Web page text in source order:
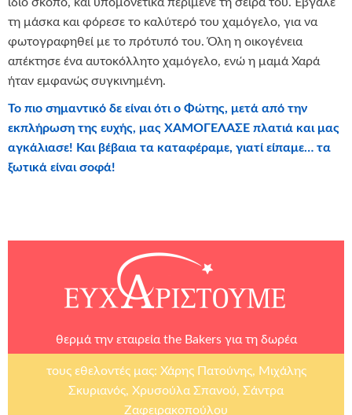
ίδιο σκοπό, και υπομονετικά περίμενε τη σειρά του. Έβγαλε
τη μάσκα και φόρεσε το καλύτερό του χαμόγελο, για να
φωτογραφηθεί με το πρότυπό του. Όλη η οικογένεια
απέκτησε ένα αυτοκόλλητο χαμόγελο, ενώ η μαμά Χαρά
ήταν εμφανώς συγκινημένη.
Το πιο σημαντικό δε είναι ότι ο Φώτης, μετά από την
εκπλήρωση της ευχής, μας ΧΑΜΟΓΕΛΑΣΕ πλατιά και μας
αγκάλιασε! Και βέβαια τα καταφέραμε, γιατί είπαμε… τα
ξωτικά είναι σοφά!
θερμά την εταιρείαthe Bakersγια τη δωρέα
τους εθελοντές μας: Χάρης Πατούνης, Μιχάλης
Σκυριανός, Χρυσούλα Σπανού, Σάντρα
Ζαφειρακοπούλου